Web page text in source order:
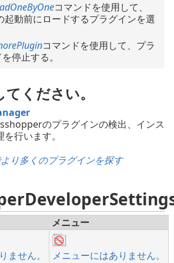
コマンドを使用して、
動前にロードするプラグインを選
コマンドを使用して、プラ
停止する。
ください。
のプラグインの検出、インス
行います。
り多くのプラグインを探す
メニュー
ません。
メニューにはありません。